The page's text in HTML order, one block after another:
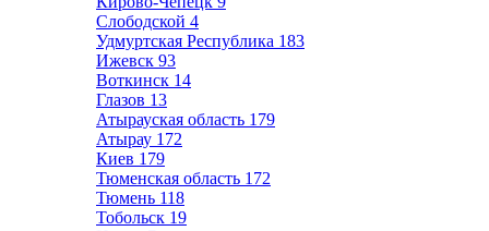
Слободской 4
Удмуртская Республика 183
Ижевск 93
Воткинск 14
Глазов 13
Атырауская область 179
Атырау 172
Киев 179
Тюменская область 172
Тюмень 118
Тобольск 19